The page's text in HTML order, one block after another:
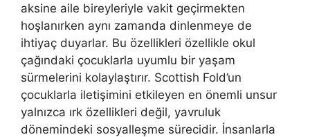
aksine aile bireyleriyle vakit geçirmekten
hoşlanırken aynı zamanda dinlenmeye de
ihtiyaç duyarlar. Bu özellikleri özellikle okul
çağındaki çocuklarla uyumlu bir yaşam
sürmelerini kolaylaştırır. Scottish Fold’un
çocuklarla iletişimini etkileyen en önemli unsur
yalnızca ırk özellikleri değil, yavruluk
dönemindeki sosyalleşme sürecidir. İnsanlarla